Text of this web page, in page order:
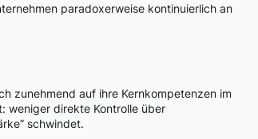
paradoxerweise kontinuierlich an
zunehmend auf ihre Kernkompetenzen im
weniger direkte Kontrolle über
schwindet.